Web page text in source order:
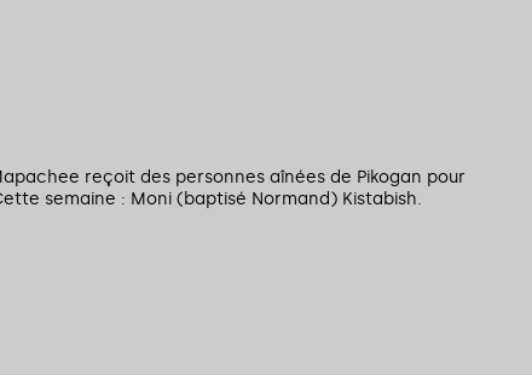
reçoit des personnes aînées de Pikogan pour
semaine : Moni (baptisé Normand) Kistabish.